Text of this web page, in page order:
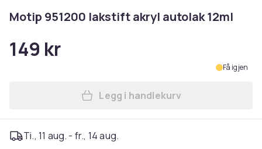
Motip 951200 lakstift akryl autolak 12ml
149 kr
Få igjen
Legg Motip 951200 lakstift
Legg i handlekurv
Ti., 11 aug. - fr., 14 aug.